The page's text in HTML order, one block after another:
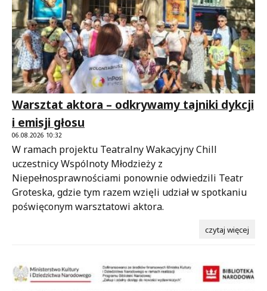
Warsztat aktora – odkrywamy tajniki dykcji
i emisji głosu
06.08.2026 10:32
W ramach projektu Teatralny Wakacyjny Chill
uczestnicy Wspólnoty Młodzieży z
Niepełnosprawnościami ponownie odwiedzili Teatr
Groteska, gdzie tym razem wzięli udział w spotkaniu
poświęconym warsztatowi aktora.
czytaj więcej